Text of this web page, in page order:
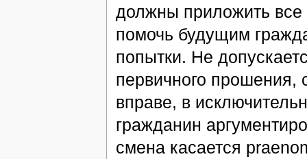
должны приложить все
помочь будущим
попытки. Не
первичного прошения,
вправе, в
гражданин
смена касается